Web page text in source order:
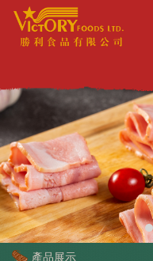
產品展示